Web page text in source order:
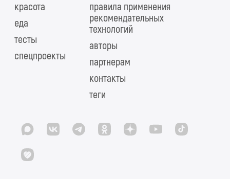
красота
еда
тесты
спецпроекты
правила применения
рекомендательных
технологий
авторы
партнерам
контакты
теги